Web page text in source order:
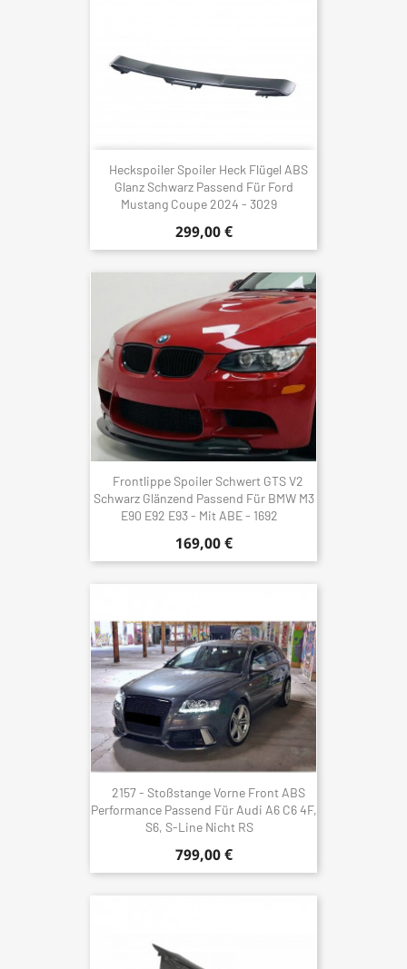
Heckspoiler Spoiler Heck Flügel ABS
Glanz Schwarz Passend Für Ford
Mustang Coupe 2024 - 3029
299,00 €
Frontlippe Spoiler Schwert GTS V2
Schwarz Glänzend Passend Für BMW M3
E90 E92 E93 - Mit ABE - 1692
169,00 €
2157 - Stoßstange Vorne Front ABS
Performance Passend Für Audi A6 C6 4F,
S6, S-Line Nicht RS
799,00 €